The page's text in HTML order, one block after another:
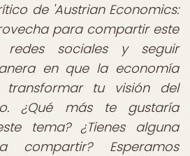
de 'Austrian Economics:
para compartir este
sociales y seguir
en que la economía
transformar tu visión del
¿Qué más te gustaría
tema? ¿Tienes alguna
compartir? Esperamos